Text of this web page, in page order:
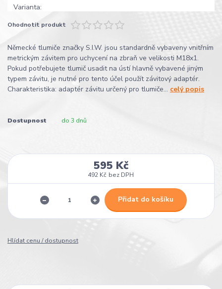
Ohodnotit produkt
Německé tlumiče značky S.I.W. jsou standardně vybaveny vnitřním
metrickým závitem pro uchycení na zbraň ve velikosti M18x1.
Pokud potřebujete tlumič usadit na ústí hlavně vybavené jiným
typem závitu, je nutné pro tento účel použít závitový adaptér.
Charakteristika: adaptér závitu určený pro tlumiče... celý popis
Dostupnost do 3 dnů
595 Kč
492 Kč bez DPH
Přidat do košíku
Hlídat cenu / dostupnost